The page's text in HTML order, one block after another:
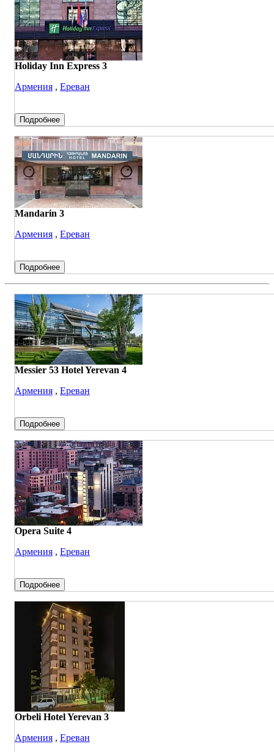
Holiday Inn Express 3
Армения , Ереван
Подробнее
Mandarin 3
Армения , Ереван
Подробнее
Messier 53 Hotel Yerevan 4
Армения , Ереван
Подробнее
Opera Suite 4
Армения , Ереван
Подробнее
Orbeli Hotel Yerevan 3
Армения , Ереван